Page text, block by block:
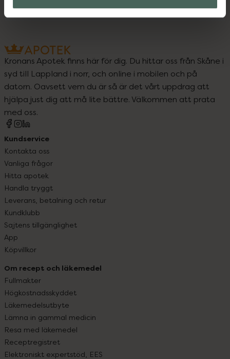
Kronans Apotek finns här för dig. Du hittar oss från Skåne i
syd till Lappland i norr, och online i mobilen och på
datorn. Oavsett vem du är så är det vårt uppdrag att
hjälpa just dig att må lite bättre. Välkommen att prata
med oss.
Kundservice
Kontakta oss
Vanliga frågor
Hitta apotek
Handla tryggt
Leverans, betalning och retur
Kundklubb
Sajtens tillgänglighet
App
Köpvillkor
Om recept och läkemedel
Fullmakter
Högkostnadsskyddet
Läkemedelsutbyte
Lämna in gammal medicin
Resa med läkemedel
Receptregistret
Elektroniskt expertstöd, EES